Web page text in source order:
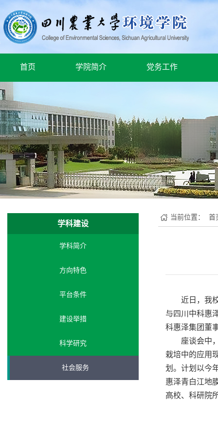
首页 学院简介 党务工作
学科建设
学科简介
方向特色
平台条件
建设举措
科学研究
社会服务
当前位置： 首
近日，我
与四川中科惠
科惠泽集团董
座谈会中
栽培中的应用
划。计划以今
惠泽青白江地
高校、科研院